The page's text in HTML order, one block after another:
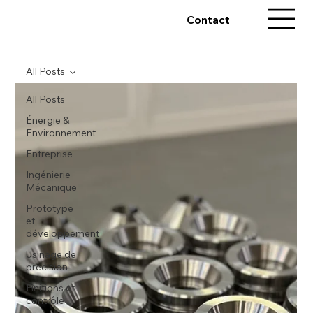
Contact
All Posts
Énergie &
Environnement
Entreprise
Ingénierie
Mécanique
Prototype
et
développement
Usinage de
précision
Finitions et
contrôle
All Posts